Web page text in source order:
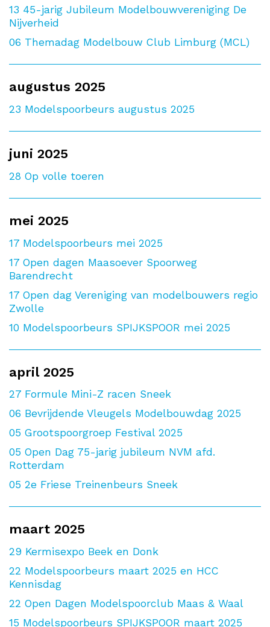
13 45-jarig Jubileum Modelbouwvereniging De
Nijverheid
06 Themadag Modelbouw Club Limburg (MCL)
augustus 2025
23 Modelspoorbeurs augustus 2025
juni 2025
28 Op volle toeren
mei 2025
17 Modelspoorbeurs mei 2025
17 Open dagen Maasoever Spoorweg
Barendrecht
17 Open dag Vereniging van modelbouwers regio
Zwolle
10 Modelspoorbeurs SPIJKSPOOR mei 2025
april 2025
27 Formule Mini-Z racen Sneek
06 Bevrijdende Vleugels Modelbouwdag 2025
05 Grootspoorgroep Festival 2025
05 Open Dag 75-jarig jubileum NVM afd.
Rotterdam
05 2e Friese Treinenbeurs Sneek
maart 2025
29 Kermisexpo Beek en Donk
22 Modelspoorbeurs maart 2025 en HCC
Kennisdag
22 Open Dagen Modelspoorclub Maas & Waal
15 Modelspoorbeurs SPIJKSPOOR maart 2025